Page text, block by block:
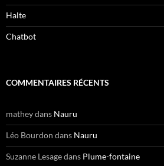
Halte
Chatbot
COMMENTAIRES RÉCENTS
matheydans Nauru
Léo Bourdon dans Nauru
Suzanne Lesagedans Plume-fontaine